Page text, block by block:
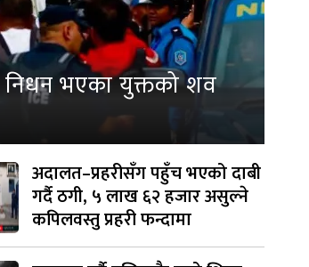
निधन भएका युक्तको शव
अदालत–प्रहरीसँग पहुँच भएको दाबी
गर्दै ठगी, ५ लाख ६२ हजार असुल्ने
कपिलवस्तु प्रहरी फन्दामा